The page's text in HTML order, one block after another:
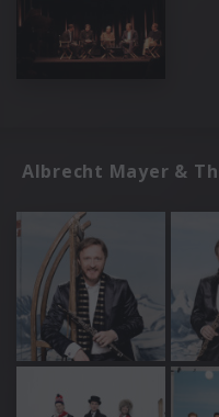
Albrecht Mayer &